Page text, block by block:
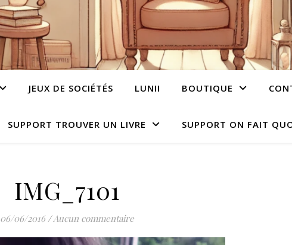
JEUX DE SOCIÉTÉS LUNII BOUTIQUE
SUPPORT TROUVER UN LIVRE SUPPORT ON FAIT
IMG_7101
06/06/2016 /Aucun commentaire